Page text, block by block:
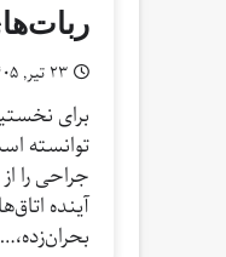
۲۳ تیر, ۱۴۰۵
برای
توانسته
جراحی را
آینده
بحران‌زده،…